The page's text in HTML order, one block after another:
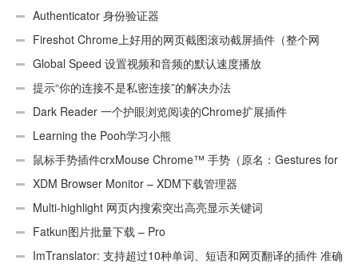
Authenticator 身份验证器
Fireshot Chrome上好用的网页截图滚动截屏插件（整个网
页）Global Speed 设置视频和音频的默认速度播放
提示“你的连接不是私密连接”的解决办法
Dark Reader 一个护眼浏览阅读的Chrome扩展插件
Learning the Pooh学习小熊
鼠标手势插件crxMouse Chrome™ 手势（原名：Gestures for
Chrome(TM)汉化版）
XDM Browser Monitor – XDM下载管理器
Multi-highlight 网页内搜索突出高亮显示关键词
Fatkun图片批量下载 – Pro
ImTranslator: 支持超过10种单词、短语和网页翻译的插件 准确